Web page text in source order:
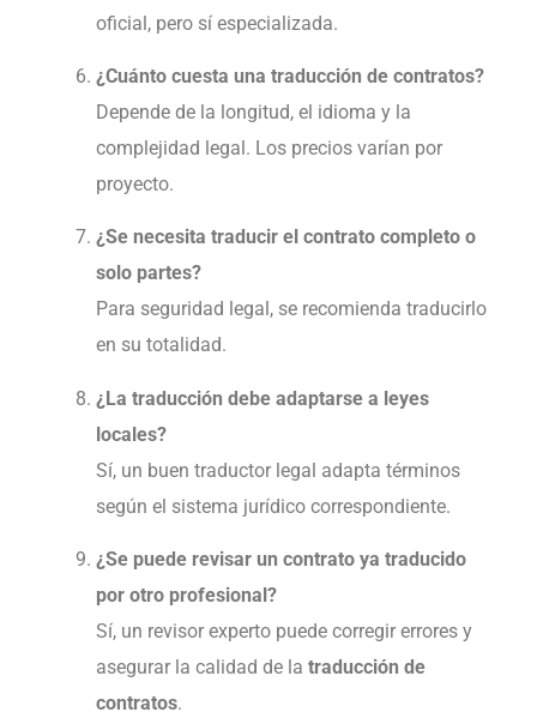
oficial, pero sí especializada.
¿Cuánto cuesta una traducción de contratos?
Depende de la longitud, el idioma y la
complejidad legal. Los precios varían por
proyecto.
¿Se necesita traducir el contrato completo o
solo partes?
Para seguridad legal, se recomienda traducirlo
en su totalidad.
¿La traducción debe adaptarse a leyes
locales?
Sí, un buen traductor legal adapta términos
según el sistema jurídico correspondiente.
¿Se puede revisar un contrato ya traducido
por otro profesional?
Sí, un revisor experto puede corregir errores y
asegurar la calidad de la traducción de
contratos.